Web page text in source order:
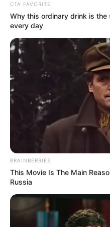
16/05/2026, 22:54 · 10:54 ΜΜ
Τελευταία ενημέρωση
16/05/2026, 22:54 · 10:54 ΜΜ
Κοινοποίησε άρθρο
Προσθήκη το newstok.gr
Ανακαλύψτε περισσότερα
CTA FAVORITE
Why this ordinary drink is
every day
BRAINBERRIES
This Movie Is The Main
Russia